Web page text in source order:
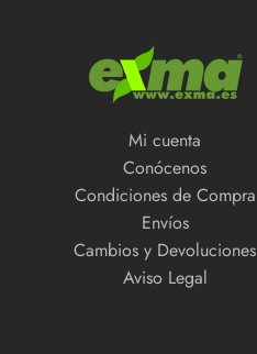
Mi cuenta
Conócenos
Condiciones de Compra
Envíos
Cambios y Devoluciones
Aviso Legal